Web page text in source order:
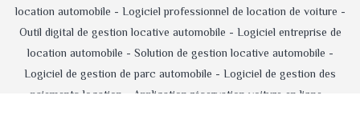
location automobile - Logiciel professionnel de location de voiture -
Outil digital de gestion locative automobile - Logiciel entreprise de
location automobile - Solution de gestion locative automobile -
Logiciel de gestion de parc automobile - Logiciel de gestion des
paiements location -
Application réservation voiture en ligne -